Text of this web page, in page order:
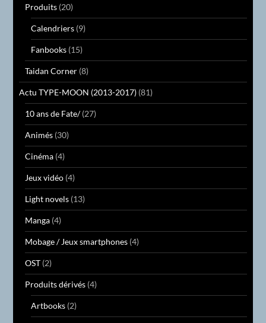
Produits (20)
Calendriers (9)
Fanbooks (15)
Taidan Corner (8)
Actu TYPE-MOON (2013-2017) (81)
10 ans de Fate/(27)
Animés (30)
Cinéma (4)
Jeux vidéo (4)
Light novels (13)
Manga (4)
Mobage / Jeux smartphones (4)
OST (2)
Produits dérivés (4)
Artbooks (2)